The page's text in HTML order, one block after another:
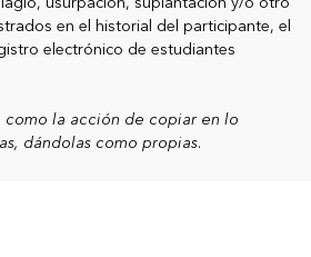
en el historial del participante, el
electrónico de estudiantes
la acción de copiar en lo
dándolas como propias.